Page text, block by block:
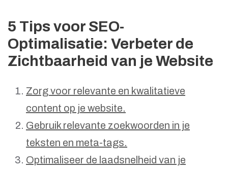
5 Tips voor SEO-
Optimalisatie: Verbeter de
Zichtbaarheid van je Website
Zorg voor relevante en kwalitatieve
content op je website.
Gebruik relevante zoekwoorden in je
teksten en meta-tags.
Optimaliseer de laadsnelheid van je